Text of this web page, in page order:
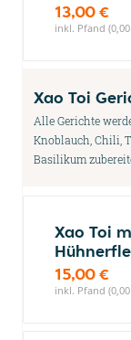
13,00 €
inkl. Pfand
Xao Toi
Alle Gerichte
Knoblauch, Chili,
Basilikum
Xao Toi
15,00 €
inkl. Pfand